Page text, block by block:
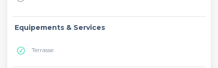
Equipements & Services
Terrasse